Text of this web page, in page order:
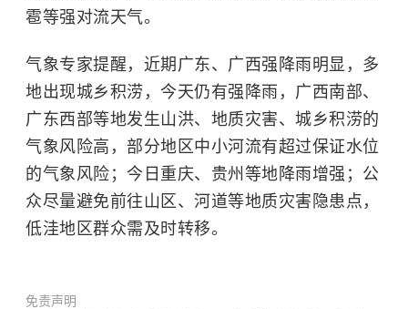
雹等强对流天气。
气象专家提醒，近期广东、广西强降雨明显，多
地出现城乡积涝，今天仍有强降雨，广西南部、
广东西部等地发生山洪、地质灾害、城乡积涝的
气象风险高，部分地区中小河流有超过保证水位
的气象风险；今日重庆、贵州等地降雨增强；公
众尽量避免前往山区、河道等地质灾害隐患点，
低洼地区群众需及时转移。
免责声明